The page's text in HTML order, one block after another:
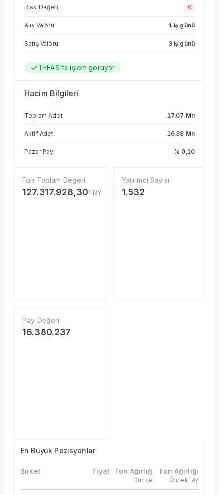
Risk Değeri 6
Alış Valörü 1 iş günü
Satış Valörü 3 iş günü
TEFAS'ta işlem görüyor
Hacim Bilgileri
Toplam Adet 17.07 Mn
Aktif Adet 16.38 Mn
Pazar Payı % 0,10
Fon Toplam Değeri
127.317.928,30TRY
Yatırımcı Sayısı
1.532
Pay Değeri
16.380.237
En Büyük Pozisyonlar
Şirket Fiyat Fon Ağırlığı
Güncel
Fon Ağırlığı
Önceki Ay